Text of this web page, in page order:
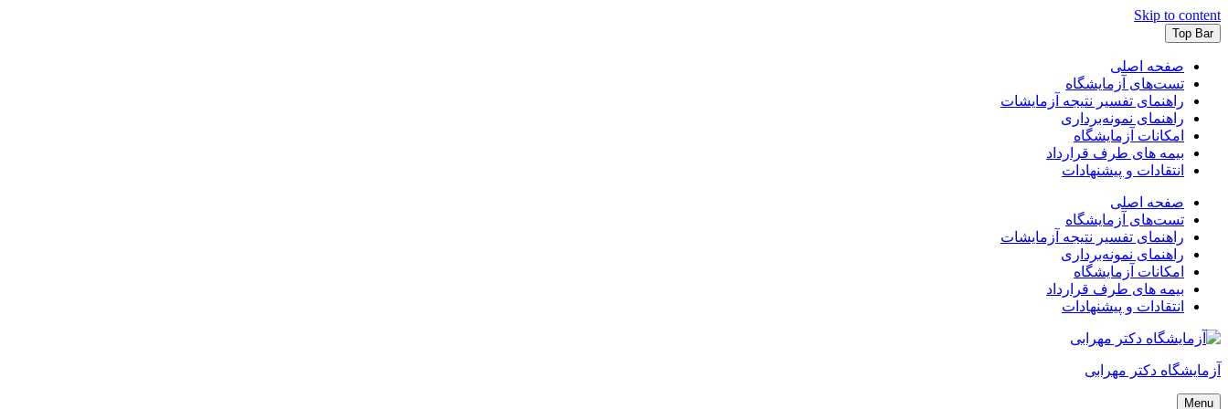
Skip to content
Top Bar
صفحه اصلی
تست‌های آزمایشگاه
راهنمای تفسیر نتیجه آزمایشات
راهنمای نمونه‌برداری
امکانات آزمایشگاه
بیمه های طرف قرارداد
انتقادات و پیشنهادات
صفحه اصلی
تست‌های آزمایشگاه
راهنمای تفسیر نتیجه آزمایشات
راهنمای نمونه‌برداری
امکانات آزمایشگاه
بیمه های طرف قرارداد
انتقادات و پیشنهادات
آزمایشگاه دکتر مهرابی
Menu